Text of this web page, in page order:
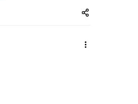
Share
zuto.vn